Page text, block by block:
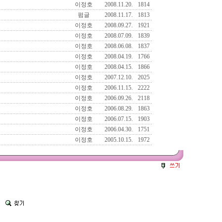
이정호 2008.11.20.
1814
펌글 2008.11.17.
1813
이정호 2008.09.27.
1921
이정호 2008.07.09.
1839
이정호 2008.06.08.
1837
이정호 2008.04.19.
1766
이정호 2008.04.15.
1866
이정호 2007.12.10.
2025
이정호 2006.11.15.
2222
이정호 2006.09.26.
2118
이정호 2006.08.29.
1863
이정호 2006.07.15.
1903
이정호 2006.04.30.
1751
이정호 2005.10.15. 1972